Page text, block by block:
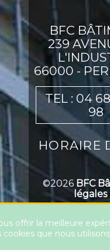
BFC
239
66000 -
TEL : 04
98
HORAIRE
©2026 BFC
légales
offrir la meilleure
que nous